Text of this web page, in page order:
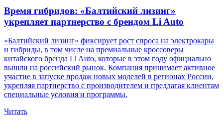
Время гибридов: «Балтийский лизинг»
укрепляет партнерство с брендом Li Auto
«Балтийский лизинг» фиксирует рост спроса на электрокары
и гибриды, в том числе на премиальные кроссоверы
китайского бренда Li Auto, которые в этом году официально
вышли на российский рынок. Компания принимает активное
участие в запуске продаж новых моделей в регионах России,
укрепляя партнерство с производителем и предлагая клиентам
специальные условия и программы.
Читать